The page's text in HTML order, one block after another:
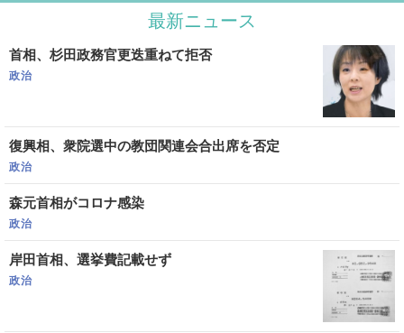
スポーツ
恋愛
リリース ショップ
登録・ログイン/マイルーム
最新ニュース
首相、杉田政務官更迭重ねて拒否
政治
復興相、衆院選中の教団関連会合出席を否定
政治
森元首相がコロナ感染
政治
岸田首相、選挙費記載せず
政治